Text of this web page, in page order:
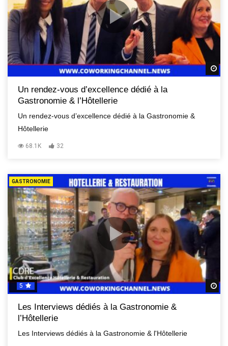
Un rendez-vous d’excellence dédié à la
Gastronomie & l’Hôtellerie
Un rendez-vous d’excellence dédié à la Gastronomie &
Hôtellerie
68.1K 32
GASTRONOMIE
5
Les Interviews dédiés à la Gastronomie &
l’Hôtellerie
Les Interviews dédiés à la Gastronomie & l'Hôtellerie